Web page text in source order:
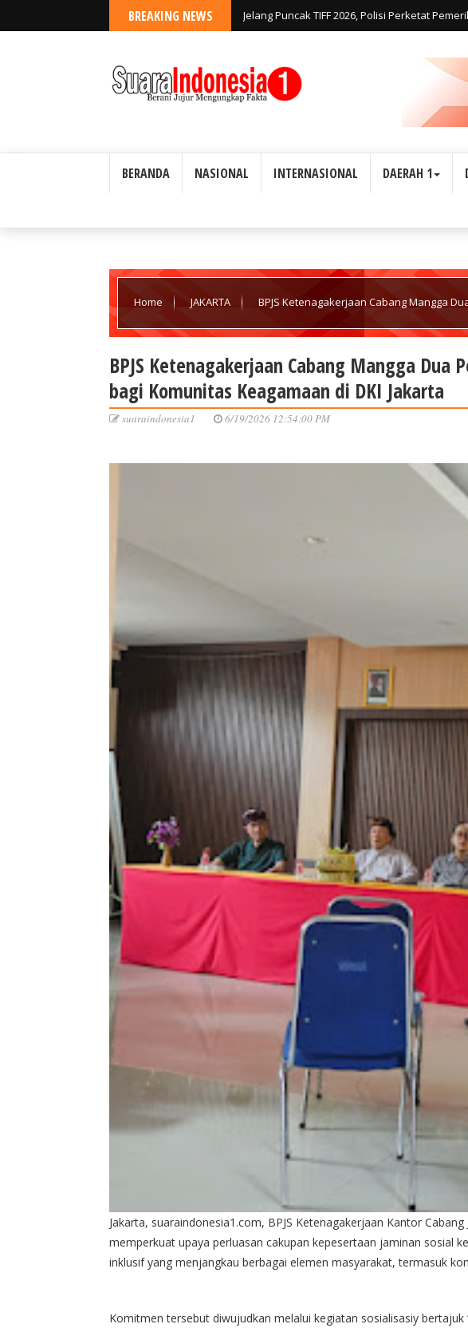
BREAKING NEWS Jelang Puncak TIFF 2026, Polisi Perketat
BERANDA NASIONAL INTERNASIONAL DAERAH 1
Home JAKARTA BPJS Ketenagakerjaan Cabang Mangga
BPJS Ketenagakerjaan Cabang Mangga Dua
bagi Komunitas Keagamaan di DKI Jakarta
suaraindonesia1 6/19/2026 12:54:00 PM
Jakarta, suaraindonesia1.com, BPJS Ketenagakerjaan Kantor
memperkuat upaya perluasan cakupan kepesertaan jaminan sosial
inklusif yang menjangkau berbagai elemen masyarakat, termasuk
Komitmen tersebut diwujudkan melalui kegiatan sosialisasiy bertajuk
WARTAWAN SUARA INDONESIA1 DIBEKALI TANDA PENGENAL (ID CARD) YANG MASIH